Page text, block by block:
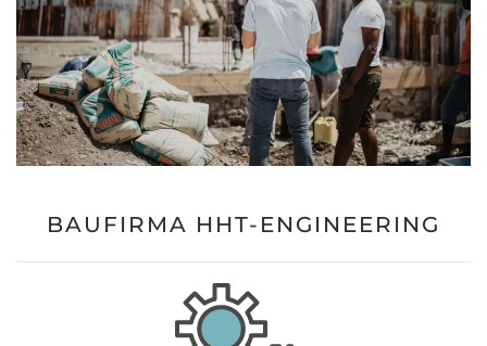
BAUFIRMA HHT-ENGINEERING